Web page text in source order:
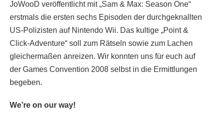
JoWooD veröffentlicht mit „Sam & Max: Season One“
erstmals die ersten sechs Episoden der durchgeknallten
US-Polizisten auf Nintendo Wii. Das kultige „Point &
Click-Adventure“ soll zum Rätseln sowie zum Lachen
gleichermaßen anreizen. Wir konnten uns für euch auf
der Games Convention 2008 selbst in die Ermittlungen
begeben.
We’re on our way!